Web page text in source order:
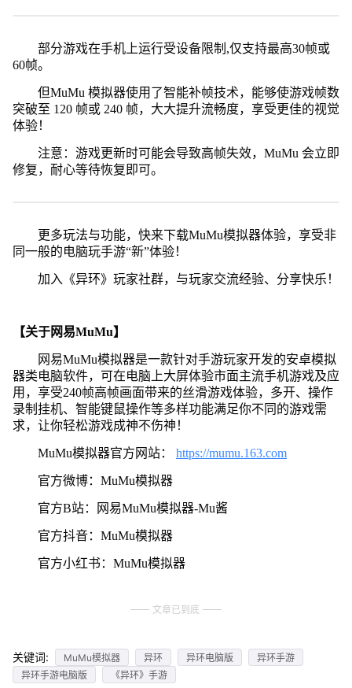
部分游戏在手机上运行受设备限制,仅支持最高30帧或
60帧。
但MuMu 模拟器使用了智能补帧技术，能够使游戏帧数
突破至 120 帧或 240 帧，大大提升流畅度，享受更佳的视觉
体验！
注意：游戏更新时可能会导致高帧失效，MuMu 会立即
修复，耐心等待恢复即可。
更多玩法与功能，快来下载MuMu模拟器体验，享受非
同一般的电脑玩手游“新”体验！
加入《异环》玩家社群，与玩家交流经验、分享快乐！
【关于网易MuMu】
网易MuMu模拟器是一款针对手游玩家开发的安卓模拟
器类电脑软件，可在电脑上大屏体验市面主流手机游戏及应
用，享受240帧高帧画面带来的丝滑游戏体验，多开、操作
录制挂机、智能键鼠操作等多样功能满足你不同的游戏需
求，让你轻松游戏成神不伤神！
MuMu模拟器官方网站： https://mumu.163.com
官方微博：MuMu模拟器
官方B站：网易MuMu模拟器-Mu酱
官方抖音：MuMu模拟器
官方小红书：MuMu模拟器
文章已到底
关键词: MuMu模拟器 异环 异环电脑版
异环手游
异环手游电脑版
《异环》手游